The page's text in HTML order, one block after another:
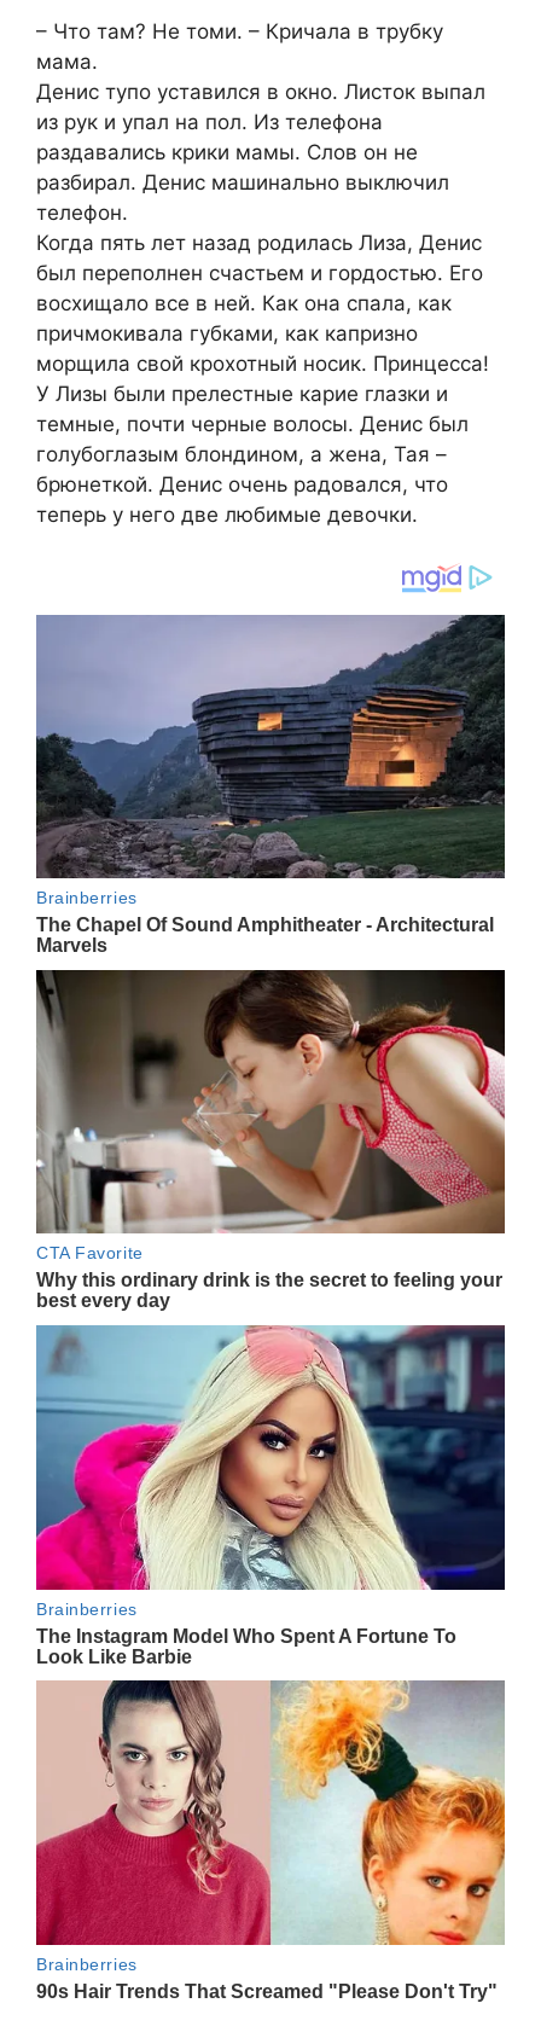
– Что там? Не томи. – Кричала в трубку
мама.
Денис тупо уставился в окно. Листок выпал
из рук и упал на пол. Из телефона
раздавались крики мамы. Слов он не
разбирал. Денис машинально выключил
телефон.
Когда пять лет назад родилась Лиза, Денис
был переполнен счастьем и гордостью. Его
восхищало все в ней. Как она спала, как
причмокивала губками, как капризно
морщила свой крохотный носик. Принцесса!
У Лизы были прелестные карие глазки и
темные, почти черные волосы. Денис был
голубоглазым блондином, а жена, Тая –
брюнеткой. Денис очень радовался, что
теперь у него две любимые девочки.